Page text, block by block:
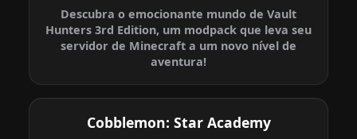
Descubra o emocionante mundo de Vault
Hunters 3rd Edition, um modpack que leva seu
servidor de Minecraft a um novo nível de
aventura!
Cobblemon: Star Academy